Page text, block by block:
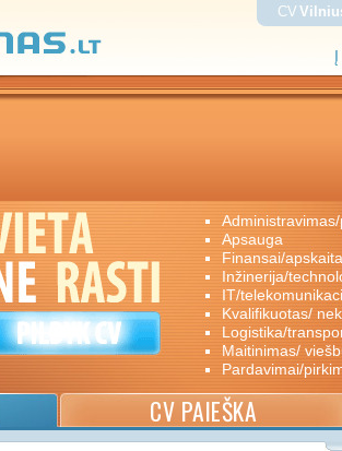
CV
apsauga
finansai/
inžinerija/
IT/
kvalifikuotas/
logistika/
maitinimas/
pardavimai/
CV PAIEŠKA